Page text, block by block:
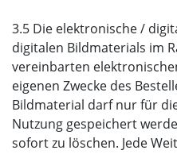
3.5 Die elektronische /
digitalen Bildmaterials im
vereinbarten
eigenen Zwecke des
Bildmaterial darf nur für
Nutzung gespeichert
sofort zu löschen. Jede